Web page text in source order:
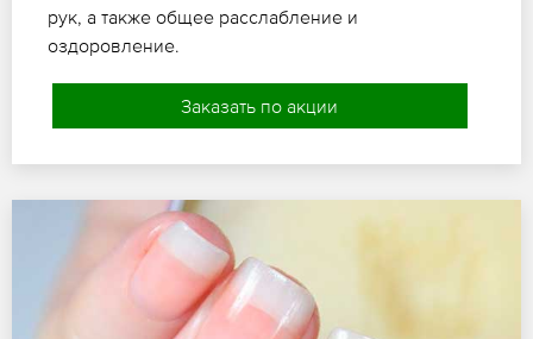
рук, а также общее расслабление и
оздоровление.
Заказать по акции